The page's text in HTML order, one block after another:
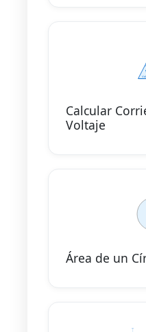
Calcular
Voltaje
Área de un